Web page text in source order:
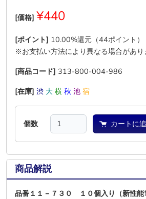
[価格] ¥440
[ポイント] 10.00%還元（44ポイント）
※お支払い方法により異なる場合があり
[商品コード] 313-800-004-986
[在庫] 渋 大 横 秋 池 宿
個数 カートに
商品解説
品番１１－７３０ １０個入り（新性能